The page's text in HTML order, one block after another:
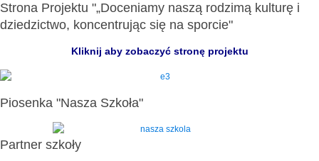
Strona Projektu "„Doceniamy naszą rodzimą kulturę i
dziedzictwo, koncentrując się na sporcie"
Kliknij aby zobaczyć stronę projektu
Piosenka "Nasza Szkoła"
Partner szkoły